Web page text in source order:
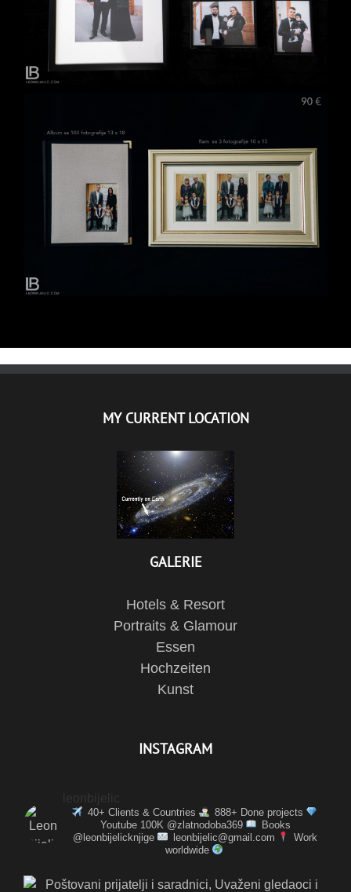
MY CURRENT LOCATION
GALERIE
Hotels & Resort
Portraits & Glamour
Essen
Hochzeiten
Kunst
INSTAGRAM
40+ Clients & Countries
888+ Done projects
Youtube 100K @zlatnodoba369
Books
@leonbijelicknjige
leonbijelic@gmail.com
Work
worldwide